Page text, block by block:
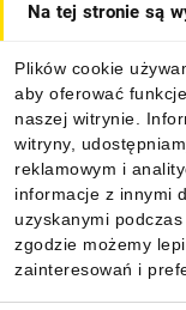
Na tej stronie są
Plików cookie
aby oferować
naszej witrynie.
witryny,
reklamowym i
informacje z innymi
uzyskanymi
zgodzie możemy
zainteresowań i
Informacje